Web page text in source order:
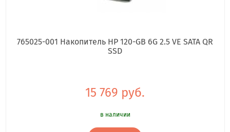
765025-001 Накопитель HP 120-GB 6G 2.5 VE SATA QR
SSD
15 769 руб.
в наличии